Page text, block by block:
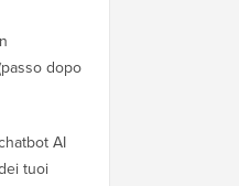
dopo
AI
tuoi